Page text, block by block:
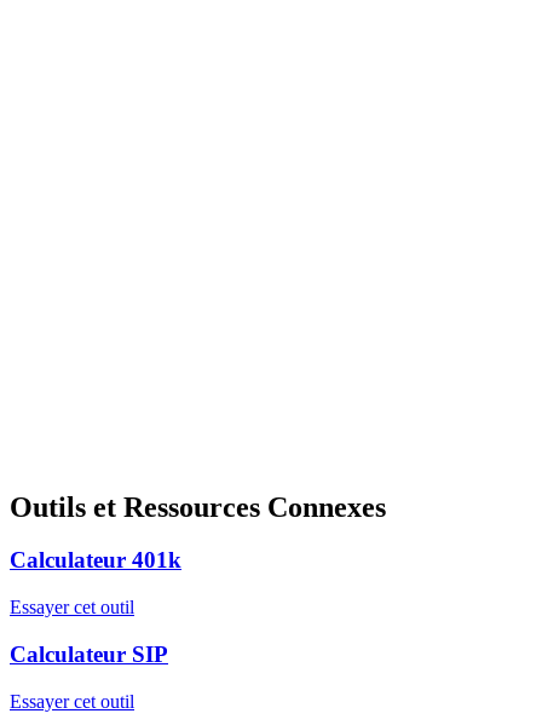
Outils et Ressources Connexes
Calculateur 401k
Essayer cet outil
Calculateur SIP
Essayer cet outil